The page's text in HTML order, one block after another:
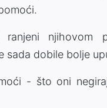
njihovom
sada dobile bolje
- što oni